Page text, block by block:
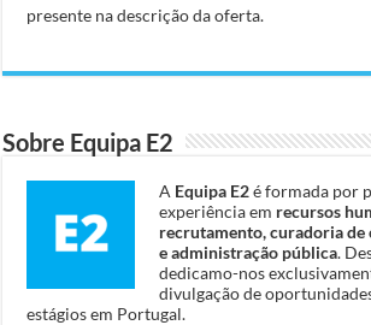
presente na descrição da oferta.
Sobre Equipa E2
A Equipa E2é formada por
experiência em recursos
recrutamento, curadoria
e administração pública.
dedicamo-nos
divulgação de
estágios em Portugal.